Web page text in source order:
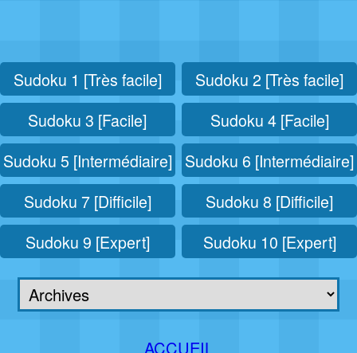
Sudoku 1 [Très facile]
Sudoku 2 [Très facile]
Sudoku 3 [Facile]
Sudoku 4 [Facile]
Sudoku 5 [Intermédiaire]
Sudoku 6 [Intermédiaire]
Sudoku 7 [Difficile]
Sudoku 8 [Difficile]
Sudoku 9 [Expert]
Sudoku 10 [Expert]
ACCUEIL